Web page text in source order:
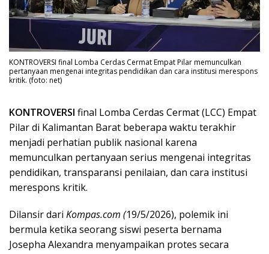
KONTROVERSI final Lomba Cerdas Cermat Empat Pilar memunculkan
pertanyaan mengenai integritas pendidikan dan cara institusi merespons
kritik. (foto: net)
KONTROVERSI final Lomba Cerdas Cermat (LCC) Empat
Pilar di Kalimantan Barat beberapa waktu terakhir
menjadi perhatian publik nasional karena
memunculkan pertanyaan serius mengenai integritas
pendidikan, transparansi penilaian, dan cara institusi
merespons kritik.
Dilansir dari Kompas.com (19/5/2026), polemik ini
bermula ketika seorang siswi peserta bernama
Josepha Alexandra menyampaikan protes secara